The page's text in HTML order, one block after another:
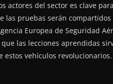
actores del sector es clave
las pruebas serán
Europea de Seguridad
que las lecciones aprendidas
estos vehículos revolucionarios.